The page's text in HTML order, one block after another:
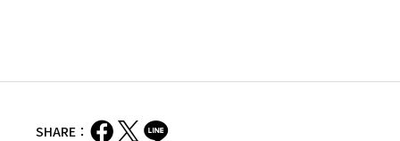
SHARE：